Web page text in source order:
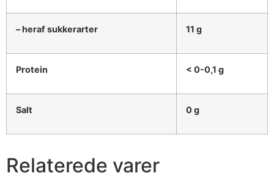
– heraf sukkerarter 11 g
Protein < 0-0,1 g
Salt 0 g
Relaterede varer